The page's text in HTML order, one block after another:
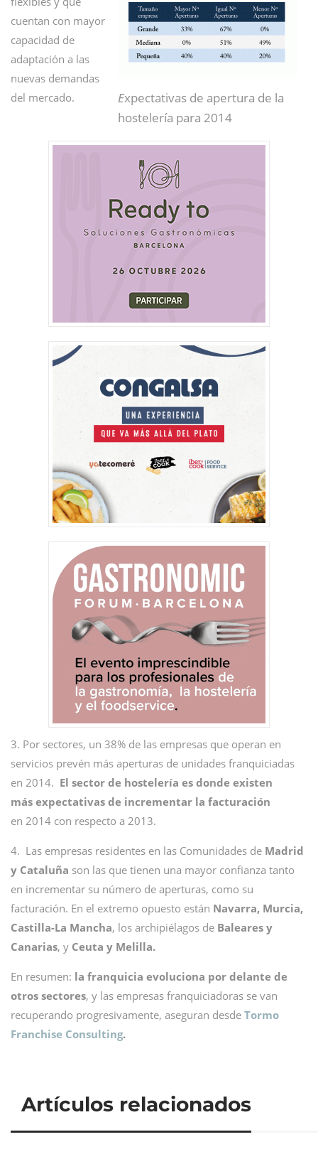
Expectativas de apertura de la
hostelería para 2014
cuentan con mayor
capacidad de
adaptación a las
nuevas demandas
del mercado.
3. Por sectores, un 38% de las empresas que operan en
servicios prevén más aperturas de unidades franquiciadas
en 2014. El sector de hostelería es donde existen
más expectativas de incrementar la facturación
en 2014 con respecto a 2013.
4. Las empresas residentes en las Comunidades de Madrid
y Cataluña son las que tienen una mayor confianza tanto
en incrementar su número de aperturas, como su
facturación. En el extremo opuesto están Navarra, Murcia,
Castilla-La Mancha, los archipiélagos de Baleares y
Canarias, y Ceuta y Melilla.
En resumen: la franquicia evoluciona por delante de
otros sectores, y las empresas franquiciadoras se van
recuperando progresivamente, aseguran desde Tormo
Franchise Consulting.
Artículos relacionados